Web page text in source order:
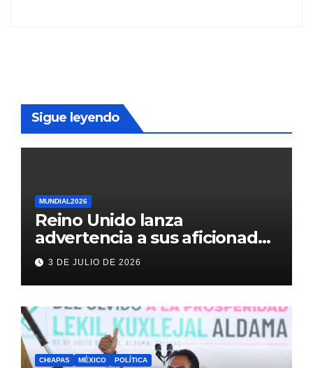
Sigue leyendo
MUNDIAL2026
Reino Unido lanza
advertencia a sus aficionados
antes del México vs
Inglaterra en el Mundial 2026
3 DE JULIO DE 2026
CHIAPAS MÉXICO POLÍTICA